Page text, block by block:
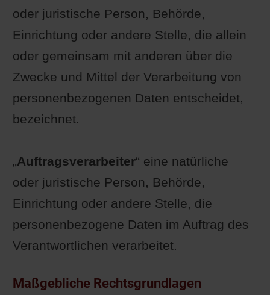
oder juristische Person, Behörde,
Einrichtung oder andere Stelle, die allein
oder gemeinsam mit anderen über die
Zwecke und Mittel der Verarbeitung von
personenbezogenen Daten entscheidet,
bezeichnet.
„Auftragsverarbeiter“ eine natürliche
oder juristische Person, Behörde,
Einrichtung oder andere Stelle, die
personenbezogene Daten im Auftrag des
Verantwortlichen verarbeitet.
Maßgebliche Rechtsgrundlagen